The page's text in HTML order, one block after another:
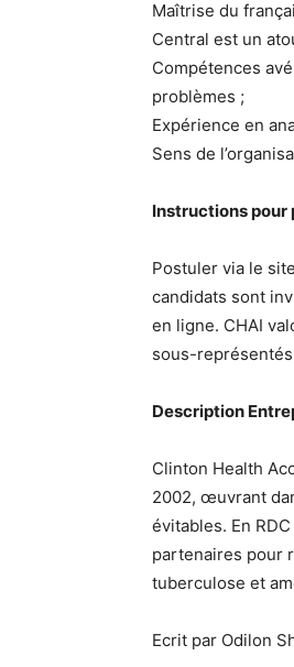
Maîtrise du
Central est un
Compétences
problèmes ;
Expérience en
Sens de
Instructions pour
Postuler via le
candidats sont
en ligne. CHAI
sous-
Description
Clinton Health
2002, œuvrant
évitables. En
partenaires pour
tuberculose et
Ecrit par Odilon